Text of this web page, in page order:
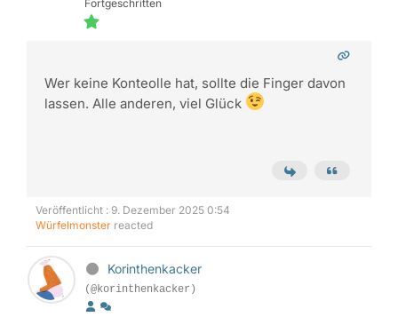
Fortgeschritten
Wer keine Konteolle hat, sollte die Finger davon
lassen. Alle anderen, viel Glück
Veröffentlicht : 9. Dezember 2025 0:54
Würfelmonster reacted
Korinthenkacker
(@korinthenkacker)